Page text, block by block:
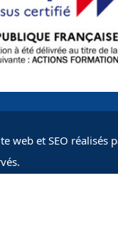
web et SEO réalisés